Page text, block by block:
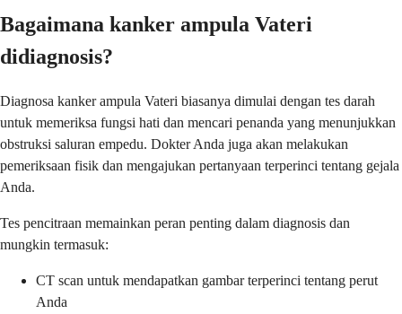
Bagaimana kanker ampula Vateri
didiagnosis?
Diagnosa kanker ampula Vateri biasanya dimulai dengan tes darah
untuk memeriksa fungsi hati dan mencari penanda yang menunjukkan
obstruksi saluran empedu. Dokter Anda juga akan melakukan
pemeriksaan fisik dan mengajukan pertanyaan terperinci tentang gejala
Anda.
Tes pencitraan memainkan peran penting dalam diagnosis dan
mungkin termasuk:
CT scan untuk mendapatkan gambar terperinci tentang perut
Anda